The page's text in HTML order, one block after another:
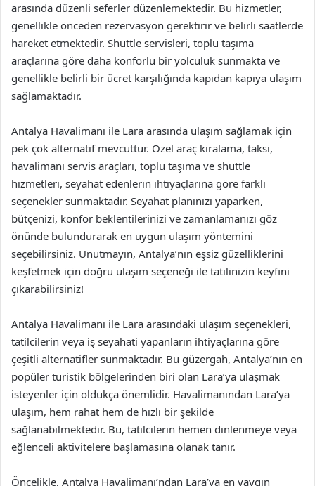
arasında düzenli seferler düzenlemektedir. Bu hizmetler,
genellikle önceden rezervasyon gerektirir ve belirli saatlerde
hareket etmektedir. Shuttle servisleri, toplu taşıma
araçlarına göre daha konforlu bir yolculuk sunmakta ve
genellikle belirli bir ücret karşılığında kapıdan kapıya ulaşım
sağlamaktadır.
Antalya Havalimanı ile Lara arasında ulaşım sağlamak için
pek çok alternatif mevcuttur. Özel araç kiralama, taksi,
havalimanı servis araçları, toplu taşıma ve shuttle
hizmetleri, seyahat edenlerin ihtiyaçlarına göre farklı
seçenekler sunmaktadır. Seyahat planınızı yaparken,
bütçenizi, konfor beklentilerinizi ve zamanlamanızı göz
önünde bulundurarak en uygun ulaşım yöntemini
seçebilirsiniz. Unutmayın, Antalya’nın eşsiz güzelliklerini
keşfetmek için doğru ulaşım seçeneği ile tatilinizin keyfini
çıkarabilirsiniz!
Antalya Havalimanı ile Lara arasındaki ulaşım seçenekleri,
tatilcilerin veya iş seyahati yapanların ihtiyaçlarına göre
çeşitli alternatifler sunmaktadır. Bu güzergah, Antalya’nın en
popüler turistik bölgelerinden biri olan Lara’ya ulaşmak
isteyenler için oldukça önemlidir. Havalimanından Lara’ya
ulaşım, hem rahat hem de hızlı bir şekilde
sağlanabilmektedir. Bu, tatilcilerin hemen dinlenmeye veya
eğlenceli aktivitelere başlamasına olanak tanır.
Öncelikle, Antalya Havalimanı’ndan Lara’ya en yaygın